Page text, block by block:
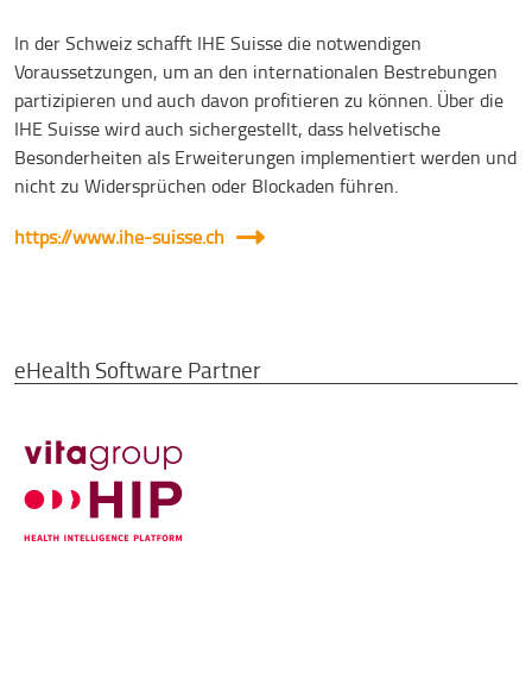
In der Schweiz schafft IHE Suisse die notwendigen
Voraussetzungen, um an den internationalen Bestrebungen
partizipieren und auch davon profitieren zu können. Über die
IHE Suisse wird auch sichergestellt, dass helvetische
Besonderheiten als Erweiterungen implementiert werden und
nicht zu Widersprüchen oder Blockaden führen.
https://www.ihe-suisse.ch
eHealth Software Partner